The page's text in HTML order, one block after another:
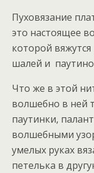
Пуховязание
это настоящее
которой
шалей и
Что же в этой
волшебно в ней
паутинки,
волшебными
умелых руках
петелька в